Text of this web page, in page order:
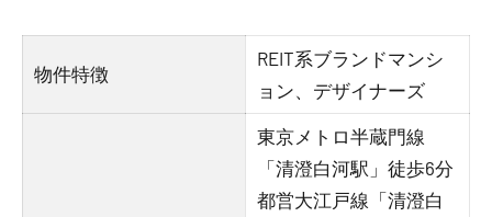
物件特徴
REIT系ブランドマンシ
ョン、デザイナーズ
東京メトロ半蔵門線
「清澄白河駅」徒歩6分
都営大江戸線「清澄白